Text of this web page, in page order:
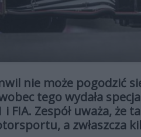
nie może pogodzić
tego wydała
i FIA. Zespół uważa, że
a zwłaszcza